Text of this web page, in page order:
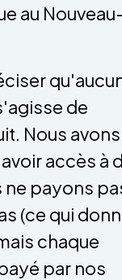
au
de
Nous avons
accès à
payons
(ce qui
chaque
par nos